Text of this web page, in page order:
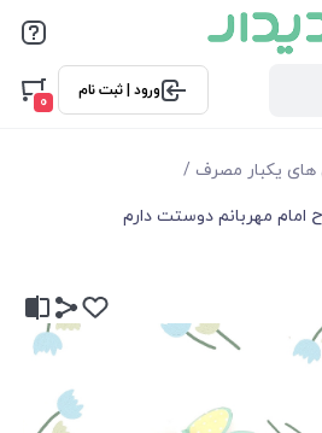
ورود | ثبت نام
0
های یکبار مصرف /
امام مهربانم دوستت دارم